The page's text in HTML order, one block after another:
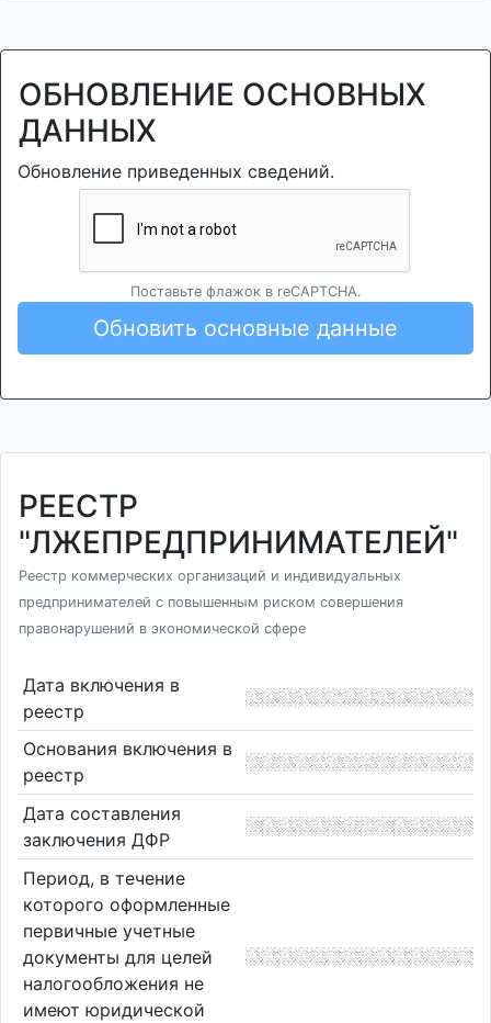
ОБНОВЛЕНИЕ ОСНОВНЫХ
ДАННЫХ
Обновление приведенных сведений.
Поставьте флажок в reCAPTCHA.
Обновить основные данные
РЕЕСТР
"ЛЖЕПРЕДПРИНИМАТЕЛЕЙ"
Реестр коммерческих организаций и индивидуальных
предпринимателей с повышенным риском совершения
правонарушений в экономической сфере
Дата включения в
реестр
Основания включения в
реестр
Дата составления
заключения ДФР
Период, в течение
которого оформленные
первичные учетные
документы для целей
налогообложения не
имеют юридической